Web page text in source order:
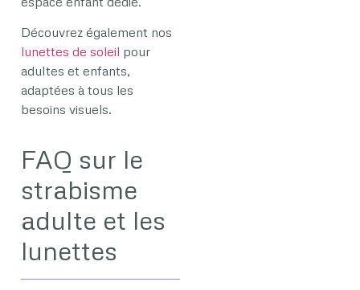
Découvrez également nos
lunettes de soleil pour
adultes et enfants,
adaptées à tous les
besoins visuels.
FAQ sur le
strabisme
adulte et les
lunettes